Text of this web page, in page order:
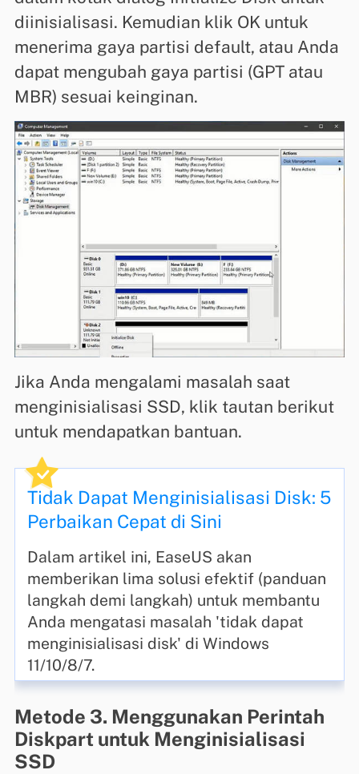
diinisialisasi. Kemudian klik OK untuk
menerima gaya partisi default, atau Anda
dapat mengubah gaya partisi (GPT atau
MBR) sesuai keinginan.
Jika Anda mengalami masalah saat
menginisialisasi SSD, klik tautan berikut
untuk mendapatkan bantuan.
Tidak Dapat Menginisialisasi Disk: 5
Perbaikan Cepat di Sini
Dalam artikel ini, EaseUS akan
memberikan lima solusi efektif (panduan
langkah demi langkah) untuk membantu
Anda mengatasi masalah 'tidak dapat
menginisialisasi disk' di Windows
11/10/8/7.
Metode 3. Menggunakan Perintah
Diskpart untuk Menginisialisasi
SSD